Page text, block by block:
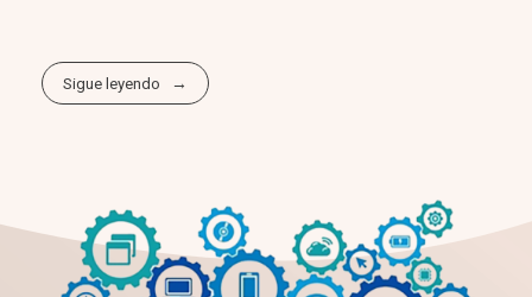
Sigue leyendo